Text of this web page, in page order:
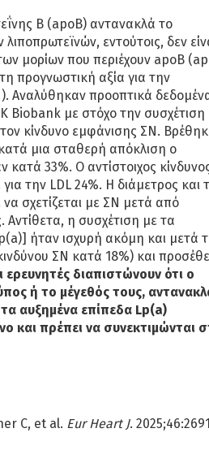
Β (apoB) αντανακλά το
εντούτοις, δεν
μορίων που περιέχουν apoB
προγνωστική αξία για την
Αναλύθηκαν προοπτικά
Biobank με στόχο την συσχέτιση
κίνδυνο εμφάνισης ΣΝ.
μια σταθερή απόκλιση ο
33%. Ο αντίστοιχος
την LDL 24%. Η διάμετρος και
σχετίζεται με ΣΝ μετά από
Αντίθετα, η συσχέτιση με τα
ήταν ισχυρή ακόμη και μετά
ΣΝ κατά 18%) και
ερευνητές διαπιστώνουν ότι ο
ή το μέγεθός τους,
αυξημένα επίπεδα Lp(a)
και πρέπει να συνεκτιμώνται
C, et al. Eur Heart J.